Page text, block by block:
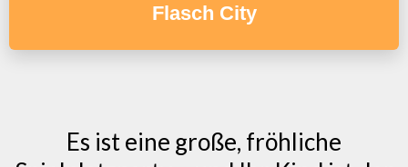
Flasch City
Es ist eine große, fröhliche